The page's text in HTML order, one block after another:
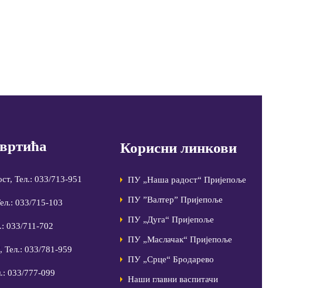
Тел.: 033/713-951
033/715-103
033/711-702
Тел.: 033/781-959
033/777-099
Корисни линкови
ПУ „Наша радост“ Пријепоље
ПУ ”Валтер” Пријепоље
ПУ „Дуга“ Пријепоље
ПУ „Маслачак“ Пријепоље
ПУ „Срце“ Бродарево
Наши главни васпитачи